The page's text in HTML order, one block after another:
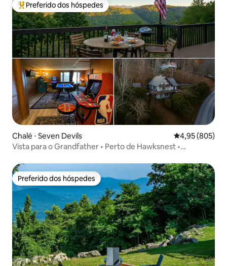
Entre os melhores preferidos dos hóspedes
Preferido dos hóspedes
Chalé ⋅ Seven Devils 4,95 de uma
4,95 (805)
Vista para o Grandfather • Perto de Hawksnest •
Preferido dos hóspedes
Preferido dos hóspedes